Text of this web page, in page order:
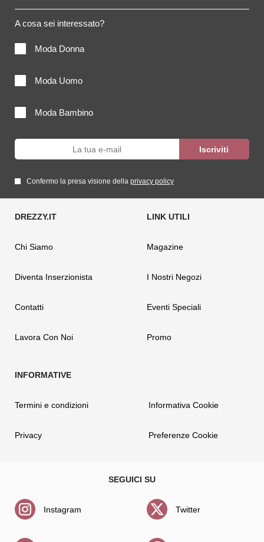
A cosa sei interessato?
Moda Donna
Moda Uomo
Moda Bambino
Confermo la presa visione della privacy policy
Chi Siamo
Diventa Inserzionista
Contatti
Lavora Con Noi
Magazine
I Nostri Negozi
Eventi Speciali
Promo
Termini e condizioni
Privacy
Informativa Cookie
Preferenze Cookie
Instagram Twitter